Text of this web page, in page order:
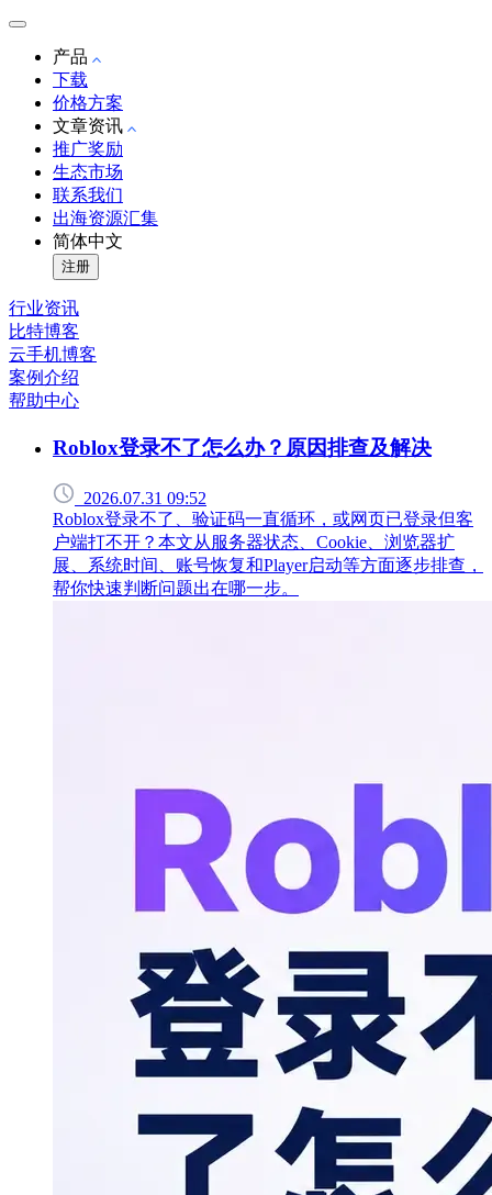
产品
下载
价格方案
文章资讯
推广奖励
生态市场
联系我们
出海资源汇集
简体中文
注册
行业资讯
比特博客
云手机博客
案例介绍
帮助中心
Roblox登录不了怎么办？原因排查及解决
2026.07.31 09:52
Roblox登录不了、验证码一直循环，或网页已登录但客
户端打不开？本文从服务器状态、Cookie、浏览器扩
展、系统时间、账号恢复和Player启动等方面逐步排查，
帮你快速判断问题出在哪一步。